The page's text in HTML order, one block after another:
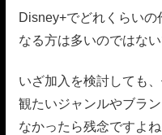
Disney+でどれくらい
なる方は多いのではない
いざ加入を検討しても
観たいジャンルやブラ
なかったら残念ですよね